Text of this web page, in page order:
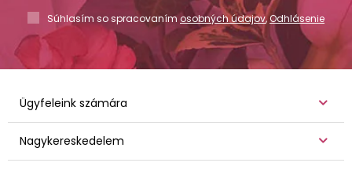
Súhlasím so spracovaním osobných údajov,Odhlásenie
Ügyfeleink számára
Nagykereskedelem